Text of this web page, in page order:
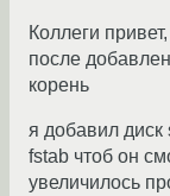
Коллеги
после
корень
я добавил диск
fstab чтоб он
увеличилось